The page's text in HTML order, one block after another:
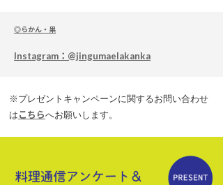
◎らかん・果
Instagram：@jingumaelakanka
※プレゼントキャンペーンに関するお問い合わせ
はこちらへお願いします。